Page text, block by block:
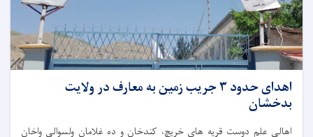
اهدای حدود ۳ جریب زمین به معارف در ولایت
بدخشان
اهالی علم‌ دوست قریه‌ های خریچ، کندخان و ده غلامان ولسوالی واخان